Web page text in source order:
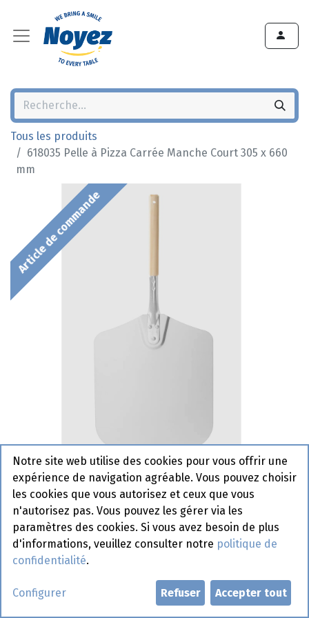
Tous les produits
618035 Pelle à Pizza Carrée Manche Court 305 x 660
mm
Article de commande
618035 Pelle à Pizza Carrée
Manche Court 305 x 660 mm
Article de commande
Demander un compte
Notre site web utilise des cookies pour vous offrir une
expérience de navigation agréable. Vous pouvez choisir
les cookies que vous autorisez et ceux que vous
n'autorisez pas. Vous pouvez les gérer via les
paramètres des cookies. Si vous avez besoin de plus
d'informations, veuillez consulter notre politique de
confidentialité.
Configurer Refuser Accepter tout